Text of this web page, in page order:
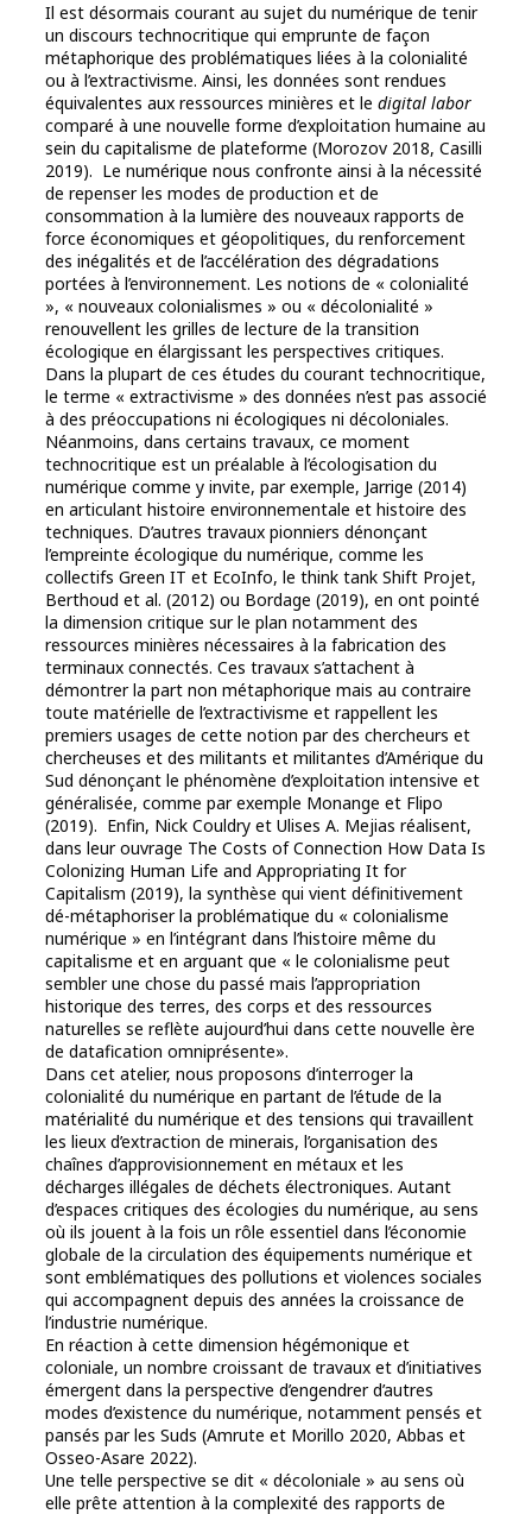
Il est désormais courant au sujet du numérique de tenir
un discours technocritique qui emprunte de façon
métaphorique des problématiques liées à la colonialité
ou à l’extractivisme. Ainsi, les données sont rendues
équivalentes aux ressources minières et le digital labor
comparé à une nouvelle forme d’exploitation humaine au
sein du capitalisme de plateforme (Morozov 2018, Casilli
2019). Le numérique nous confronte ainsi à la nécessité
de repenser les modes de production et de
consommation à la lumière des nouveaux rapports de
force économiques et géopolitiques, du renforcement
des inégalités et de l’accélération des dégradations
portées à l’environnement. Les notions de « colonialité
», « nouveaux colonialismes » ou « décolonialité »
renouvellent les grilles de lecture de la transition
écologique en élargissant les perspectives critiques.
Dans la plupart de ces études du courant technocritique,
le terme « extractivisme » des données n’est pas associé
à des préoccupations ni écologiques ni décoloniales.
Néanmoins, dans certains travaux, ce moment
technocritique est un préalable à l’écologisation du
numérique comme y invite, par exemple, Jarrige (2014)
en articulant histoire environnementale et histoire des
techniques. D’autres travaux pionniers dénonçant
l’empreinte écologique du numérique, comme les
collectifs Green IT et EcoInfo, le think tank Shift Projet,
Berthoud et al. (2012) ou Bordage (2019), en ont pointé
la dimension critique sur le plan notamment des
ressources minières nécessaires à la fabrication des
terminaux connectés. Ces travaux s’attachent à
démontrer la part non métaphorique mais au contraire
toute matérielle de l’extractivisme et rappellent les
premiers usages de cette notion par des chercheurs et
chercheuses et des militants et militantes d’Amérique du
Sud dénonçant le phénomène d’exploitation intensive et
généralisée, comme par exemple Monange et Flipo
(2019). Enfin, Nick Couldry et Ulises A. Mejias réalisent,
dans leur ouvrage The Costs of Connection How Data Is
Colonizing Human Life and Appropriating It for
Capitalism (2019), la synthèse qui vient définitivement
dé-métaphoriser la problématique du « colonialisme
numérique » en l’intégrant dans l’histoire même du
capitalisme et en arguant que « le colonialisme peut
sembler une chose du passé mais l’appropriation
historique des terres, des corps et des ressources
naturelles se reflète aujourd’hui dans cette nouvelle ère
de datafication omniprésente».
Dans cet atelier, nous proposons d’interroger la
colonialité du numérique en partant de l’étude de la
matérialité du numérique et des tensions qui travaillent
les lieux d’extraction de minerais, l’organisation des
chaînes d’approvisionnement en métaux et les
décharges illégales de déchets électroniques. Autant
d’espaces critiques des écologies du numérique, au sens
où ils jouent à la fois un rôle essentiel dans l’économie
globale de la circulation des équipements numérique et
sont emblématiques des pollutions et violences sociales
qui accompagnent depuis des années la croissance de
l’industrie numérique.
En réaction à cette dimension hégémonique et
coloniale, un nombre croissant de travaux et d’initiatives
émergent dans la perspective d’engendrer d’autres
modes d’existence du numérique, notamment pensés et
pansés par les Suds (Amrute et Morillo 2020, Abbas et
Osseo-Asare 2022).
Une telle perspective se dit « décoloniale » au sens où
elle prête attention à la complexité des rapports de